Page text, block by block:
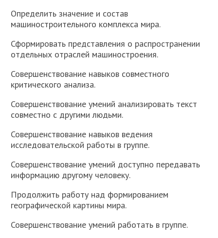
Определить значение и состав
машиностроительного комплекса мира.
Сформировать представления о распространении
отдельных отраслей машиностроения.
Совершенствование навыков совместного
критического анализа.
Совершенствование умений анализировать текст
совместно с другими людьми.
Совершенствование навыков ведения
исследовательской работы в группе.
Совершенствование умений доступно передавать
информацию другому человеку.
Продолжить работу над формированием
географической картины мира.
Совершенствование умений работать в группе.